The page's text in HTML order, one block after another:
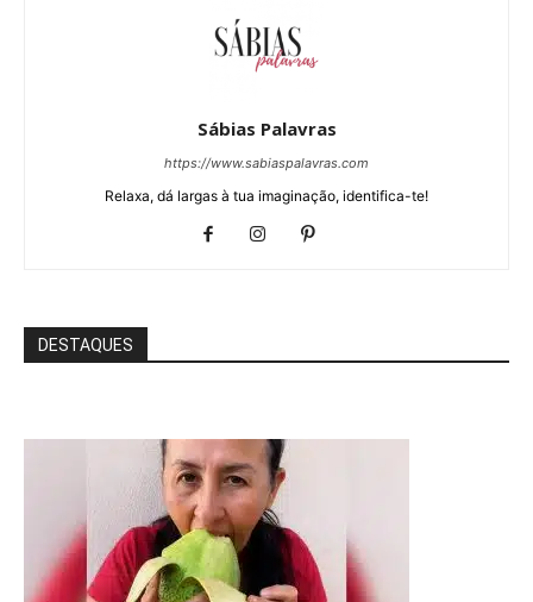
Sábias Palavras
https://www.sabiaspalavras.com
Relaxa, dá largas à tua imaginação, identifica-te!
DESTAQUES